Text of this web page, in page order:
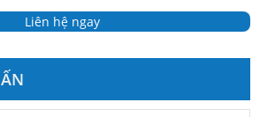
Liên hệ ngay